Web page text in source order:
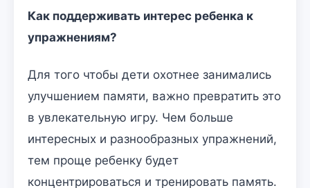
Как поддерживать интерес ребенка к
упражнениям?
Для того чтобы дети охотнее занимались
улучшением памяти, важно превратить это
в увлекательную игру. Чем больше
интересных и разнообразных упражнений,
тем проще ребенку будет
концентрироваться и тренировать память.